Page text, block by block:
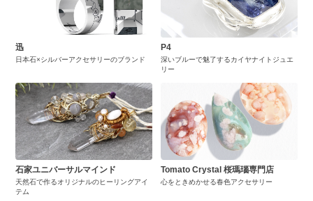
迅
日本石×シルバーアクセサリーのブランド
P4
深いブルーで魅了するカイヤナイトジュエ
リー
石家ユニバーサルマインド
天然石で作るオリジナルのヒーリングアイ
テム
Tomato Crystal 桜瑪瑙専門店
心をときめかせる春色アクセサリー